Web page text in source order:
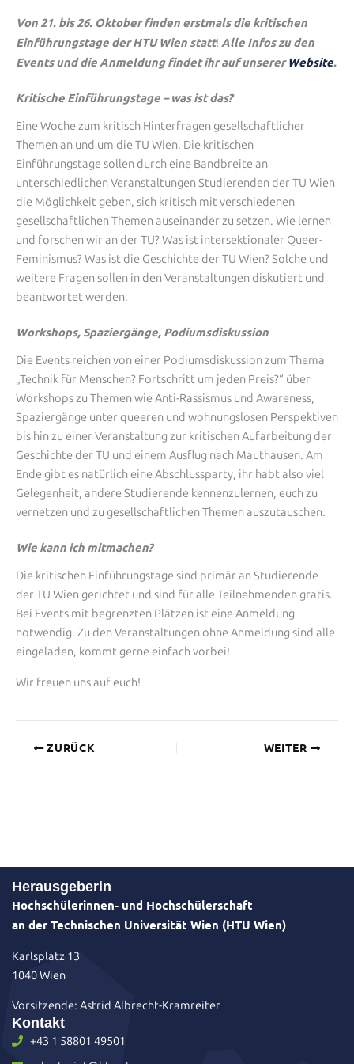
Von 21. bis 26. Oktober finden erstmals die kritischen
Einführungstage der HTU Wien statt! Alle Infos zu den
Events und die Anmeldung findet ihr auf unsererWebsite.
Kritische Einführungstage – was ist das?
Eine Woche zum kritisch Hinterfragen gesellschaftlicher
Themen an und um die TU Wien. Die kritischen
Einführungstage sollen durch eine Bandbreite an
unterschiedlichen Veranstaltungen Studierenden der TU Wien
die Möglichkeit geben, sich kritisch mit verschiedenen
gesellschaftlichen Themen auseinander zu setzen. Wie lernen
und forschen wir an der TU? Was ist intersektionaler Queer-
Feminismus? Was ist die Geschichte der TU Wien? Solche und
weitere Fragen sollen in den Veranstaltungen diskutiert und
beantwortet werden.
Workshops, Spaziergänge, Podiumsdiskussion
Die Events reichen von einer Podiumsdiskussion zum Thema
„Technik für Menschen? Fortschritt um jeden Preis?“ über
Workshops zu Themen wie Anti-Rassismus und Awareness,
Spaziergänge unter queeren und wohnungslosen Perspektiven
bis hin zu einer Veranstaltung zur kritischen Aufarbeitung der
Geschichte der TU und einem Ausflug nach Mauthausen. Am
Ende gibt es natürlich eine Abschlussparty, ihr habt also viel
Gelegenheit, andere Studierende kennenzulernen, euch zu
vernetzen und zu gesellschaftlichen Themen auszutauschen.
Wie kann ich mitmachen?
Die kritischen Einführungstage sind primär an Studierende
der TU Wien gerichtet und sind für alle Teilnehmenden gratis.
Bei Events mit begrenzten Plätzen ist eine Anmeldung
notwendig. Zu den Veranstaltungen ohne Anmeldung sind alle
eingeladen, kommt gerne einfach vorbei!
Wir freuen uns auf euch!
ZURÜCK WEITER
Herausgeberin
Hochschülerinnen- und Hochschülerschaft
an der Technischen Universität Wien (HTU Wien)
Karlsplatz 13
1040 Wien
Vorsitzende: Astrid Albrecht-Kramreiter
Kontakt
+43 1 58801 49501